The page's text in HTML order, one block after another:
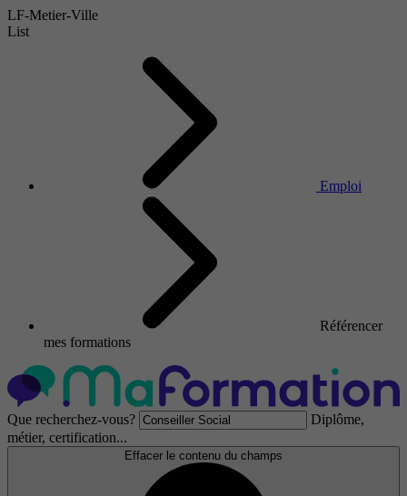
LF-Metier-Ville
List
Emploi
Référencer
mes formations
Que recherchez-vous?
Diplôme,
métier, certification...
Effacer le contenu du champs